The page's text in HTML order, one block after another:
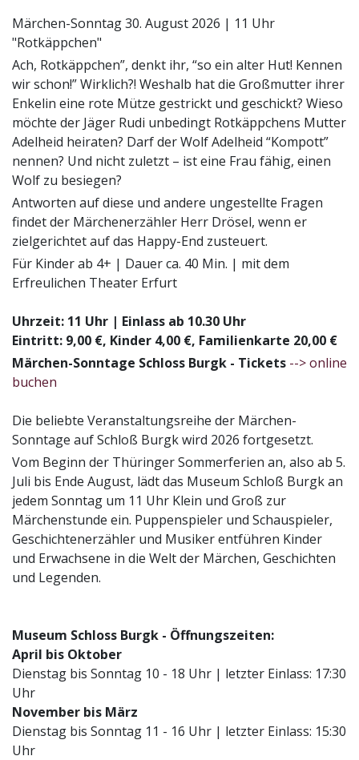
Märchen-Sonntag 30. August 2026 | 11 Uhr
"Rotkäppchen"
Ach, Rotkäppchen”, denkt ihr, “so ein alter Hut! Kennen
wir schon!” Wirklich?! Weshalb hat die Großmutter ihrer
Enkelin eine rote Mütze gestrickt und geschickt? Wieso
möchte der Jäger Rudi unbedingt Rotkäppchens Mutter
Adelheid heiraten? Darf der Wolf Adelheid “Kompott”
nennen? Und nicht zuletzt – ist eine Frau fähig, einen
Wolf zu besiegen?
Antworten auf diese und andere ungestellte Fragen
findet der Märchenerzähler Herr Drösel, wenn er
zielgerichtet auf das Happy-End zusteuert.
Für Kinder ab 4+ | Dauer ca. 40 Min. | mit dem
Erfreulichen Theater Erfurt
Uhrzeit: 11 Uhr | Einlass ab 10.30 Uhr
Eintritt: 9,00 €, Kinder 4,00 €, Familienkarte 20,00 €
Märchen-Sonntage Schloss Burgk - Tickets --> online
buchen
Die beliebte Veranstaltungsreihe der Märchen-
Sonntage auf Schloß Burgk wird 2026 fortgesetzt.
Vom Beginn der Thüringer Sommerferien an, also ab 5.
Juli bis Ende August, lädt das Museum Schloß Burgk an
jedem Sonntag um 11 Uhr Klein und Groß zur
Märchenstunde ein. Puppenspieler und Schauspieler,
Geschichtenerzähler und Musiker entführen Kinder
und Erwachsene in die Welt der Märchen, Geschichten
und Legenden.
Museum Schloss Burgk - Öffnungszeiten:
April bis Oktober
Dienstag bis Sonntag 10 - 18 Uhr | letzter Einlass: 17:30
Uhr
November bis März
Dienstag bis Sonntag 11 - 16 Uhr | letzter Einlass: 15:30
Uhr